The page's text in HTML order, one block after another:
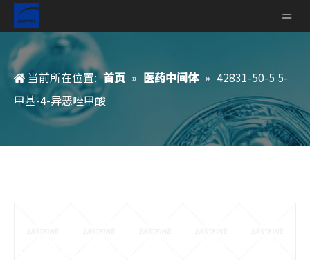
当前所在位置: 首页 » 医药中间体 » 42831-50-5 5-
甲基-4-异恶唑甲酸